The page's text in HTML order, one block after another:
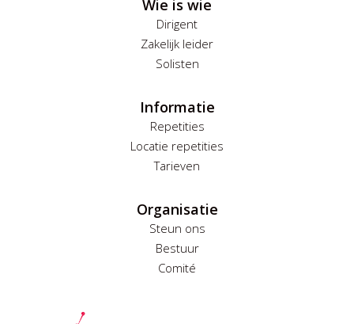
Wie is wie
Dirigent
Zakelijk leider
Solisten
Informatie
Repetities
Locatie repetities
Tarieven
Organisatie
Steun ons
Bestuur
Comité